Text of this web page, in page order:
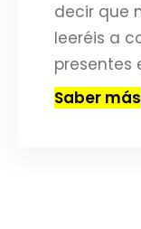
decir que
leeréis a
presentes
Saber más